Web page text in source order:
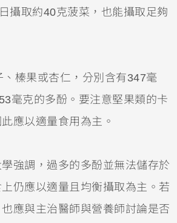
攝取約40克菠菜，也能攝取足夠
、榛果或杏仁，分別含有347毫
毫克的多酚。要注意堅果類的卡
應以適量食用為主。
強調，過多的多酚並無法儲存於
仍應以適量且均衡攝取為主。若
應與主治醫師與營養師討論是否